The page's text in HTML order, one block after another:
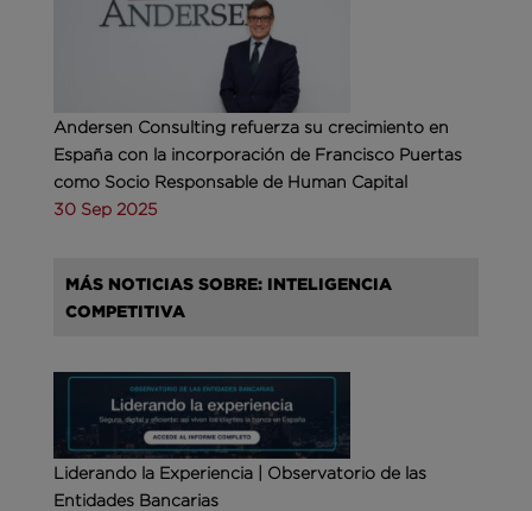
Andersen Consulting refuerza su crecimiento en
España con la incorporación de Francisco Puertas
como Socio Responsable de Human Capital
30 Sep 2025
MÁS NOTICIAS SOBRE: INTELIGENCIA
COMPETITIVA
Liderando la Experiencia | Observatorio de las
Entidades Bancarias